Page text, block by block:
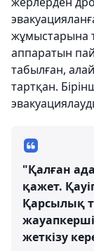
жұмыстарына
аппаратын
табылған,
тартқан.
"Қалған
қажет.
Қарсылық
жеткізу